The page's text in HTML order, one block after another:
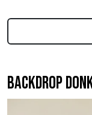
Backdrop